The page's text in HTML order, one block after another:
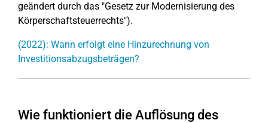
geändert durch das "Gesetz zur Modernisierung des
Körperschaftsteuerrechts").
(2022): Wann erfolgt eine Hinzurechnung von
Investitionsabzugsbeträgen?
Wie funktioniert die Auflösung des